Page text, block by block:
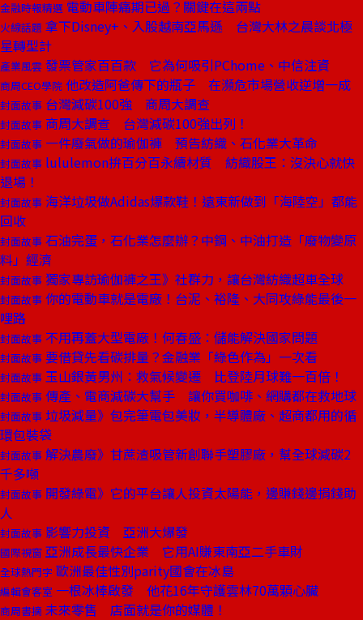
金融時報精選 電動車陣痛期已過？關鍵在這兩點
火線話題 拿下Disney+、入股越南亞馬遜 台灣大林之晨談北極
星轉型計
產業風雲 發票管家百百款 它為何吸引PChome、中信注資
商周CEO學院 他改造阿爸傳下的瓶子 在瀕危市場營收逆增一成
封面故事 台灣減碳100強 商周大調查
封面故事 商周大調查 台灣減碳100強出列！
封面故事 一件廢氣做的瑜伽褲 預告紡織、石化業大革命
封面故事 lululemon拚百分百永續材質 紡織股王：沒決心就快
退場！
封面故事 海洋垃圾做Adidas爆款鞋！遠東新做到「海陸空」都能
回收
封面故事 石油完蛋，石化業怎麼辦？中鋼、中油打造「廢物變原
料」經濟
封面故事 獨家專訪瑜伽褲之王》社群力，讓台灣紡織超車全球
封面故事 你的電動車就是電廠！台泥、裕隆、大同攻綠能最後一
哩路
封面故事 不用再蓋大型電廠！何春盛：儲能解決國家問題
封面故事 要借貸先看碳排量？金融業「綠色作為」一次看
封面故事 玉山銀黃男州：救氣候變遷 比登陸月球難一百倍！
封面故事 傳產、電商減碳大幫手 讓你買咖啡、網購都在救地球
封面故事 垃圾減量》包完筆電包美妝，半導體廠、超商都用的循
環包裝袋
封面故事 解決農廢》甘蔗渣吸管新創聯手塑膠廠，幫全球減碳2
千多噸
封面故事 開發綠電》它的平台讓人投資太陽能，邊賺錢邊捐錢助
人
封面故事 影響力投資 亞洲大爆發
國際視窗 亞洲成長最快企業 它用AI賺東南亞二手車財
全球熱門字 歐洲最佳性別parity國會在冰島
編輯會客室 一根冰棒啟發 他花16年守護雲林70萬顆心臟
商周書摘 未來零售 店面就是你的媒體！